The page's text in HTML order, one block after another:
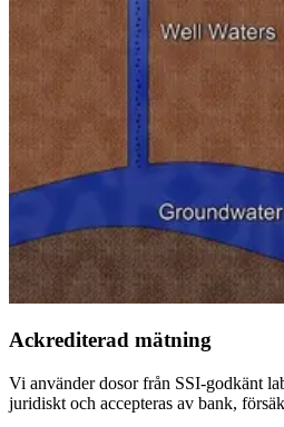
Ackrediterad mätning
Vi använder dosor från SSI-godkänt
juridiskt och accepteras av bank,